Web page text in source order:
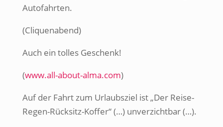
Autofahrten.
(Cliquenabend)
Auch ein tolles Geschenk!
(www.all-about-alma.com)
Auf der Fahrt zum Urlaubsziel ist „Der Reise-
Regen-Rücksitz-Koffer“ (…) unverzichtbar (…).